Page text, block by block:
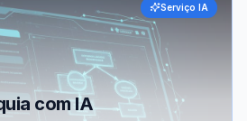
Serviço IA
com IA